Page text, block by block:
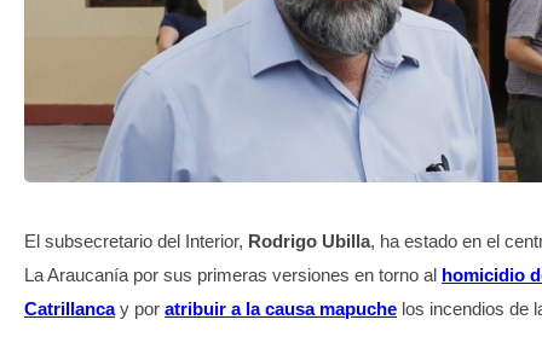
TRANSPARENCIA
El subsecretario del Interior, Rodrigo Ubilla, ha estado en el
La Araucanía por sus primeras versiones en torno al homicidio
Catrillancay por atribuir a la causa mapuche los incendios de